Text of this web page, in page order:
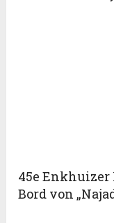
45e Enkhuizer
Bord von